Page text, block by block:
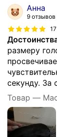
Анна
9 отзывов
размеру
секунду. За
Товар —